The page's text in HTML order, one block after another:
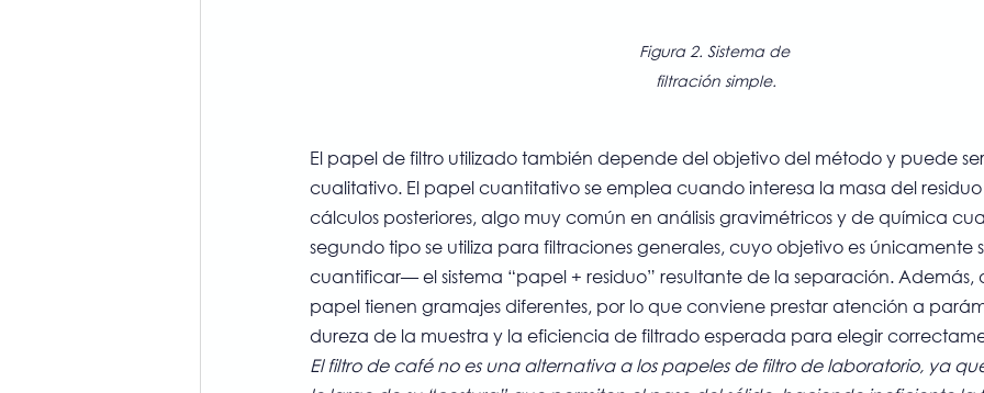
Figura 2. Sistema de
filtración simple.
El papel de filtro utilizado también depende del objetivo del método y puede
cualitativo. El papel cuantitativo se emplea cuando interesa la masa del
cálculos posteriores, algo muy común en análisis gravimétricos y de química
segundo tipo se utiliza para filtraciones generales, cuyo objetivo es
cuantificar— el sistema “papel + residuo” resultante de la separación. Además,
papel tienen gramajes diferentes, por lo que conviene prestar atención a
dureza de la muestra y la eficiencia de filtrado esperada para elegir
El filtro de café no es una alternativa a los papeles de filtro de laboratorio, ya